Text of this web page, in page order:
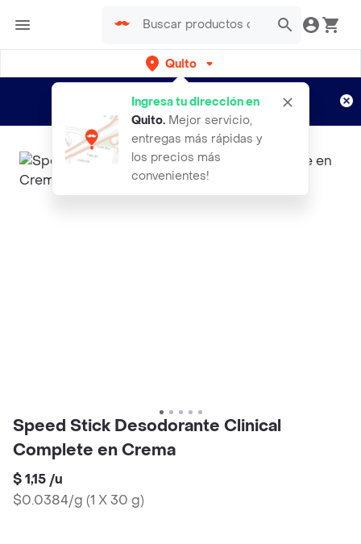
Quito
Ingresa tu dirección en
Quito. Mejor servicio,
entregas más rápidas y
los precios más
convenientes!
envíos gratis por semanas
Aplican TyC
Speed Stick Desodorante Clinical
Complete en Crema
$ 1,15 /u
$0.0384/g (1 X 30 g)